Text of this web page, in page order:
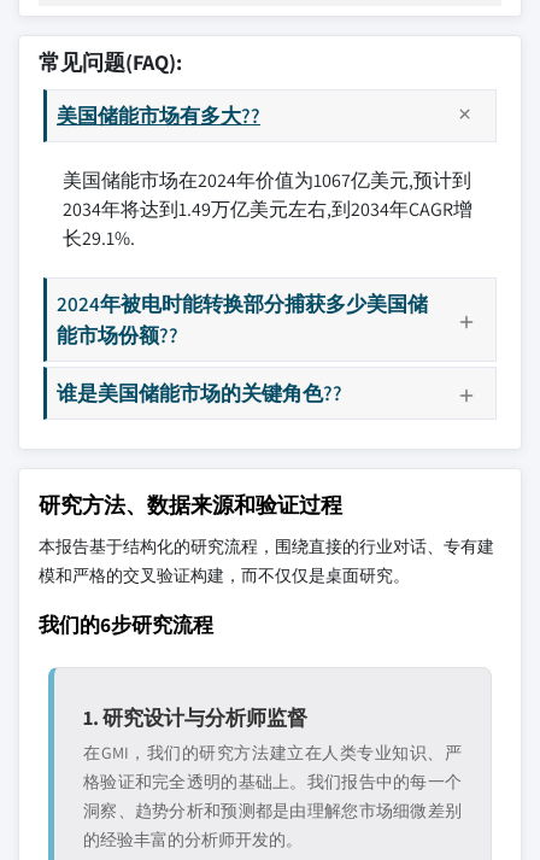
常见问题(FAQ):
美国储能市场有多大??
美国储能市场在2024年价值为1067亿美元,预计到
2034年将达到1.49万亿美元左右,到2034年CAGR增
长29.1%.
2024年被电时能转换部分捕获多少美国储
能市场份额??
谁是美国储能市场的关键角色??
研究方法、数据来源和验证过程
本报告基于结构化的研究流程，围绕直接的行业对话、专有建
模和严格的交叉验证构建，而不仅仅是桌面研究。
我们的6步研究流程
1. 研究设计与分析师监督
在GMI，我们的研究方法建立在人类专业知识、严
格验证和完全透明的基础上。我们报告中的每一个
洞察、趋势分析和预测都是由理解您市场细微差别
的经验丰富的分析师开发的。